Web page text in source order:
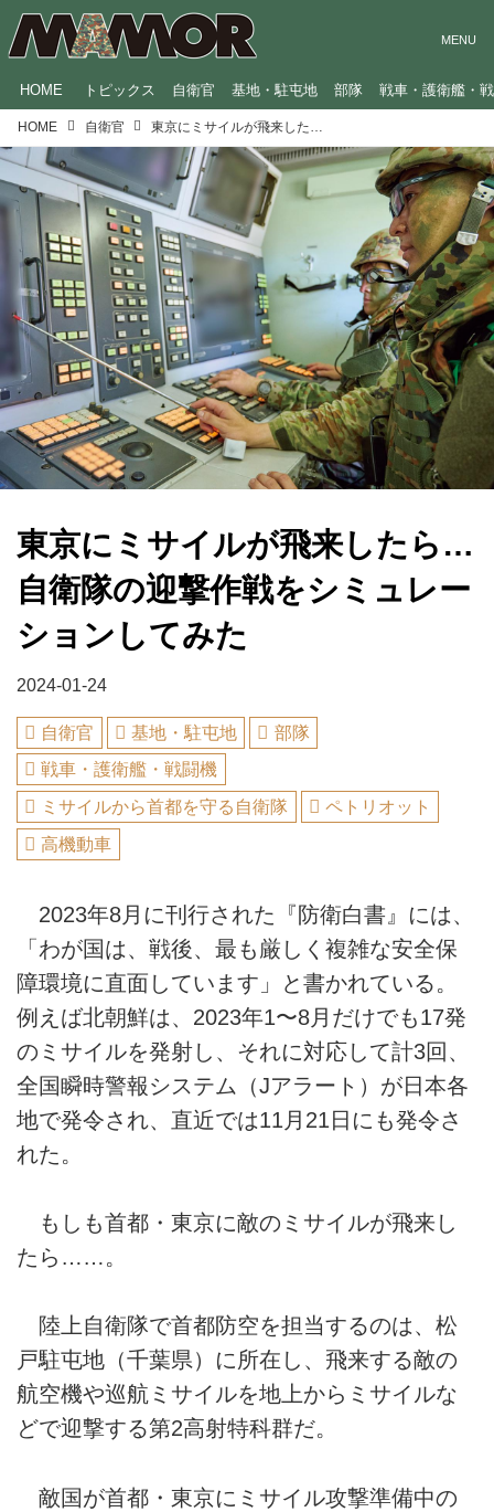
HOME トピックス 自衛官 基地・駐屯地 部隊 戦車・護衛艦・
HOME 自衛官
東京にミサイルが飛来したら…
自衛隊の迎撃作戦をシミュレー
ションしてみた
2024-01-24
自衛官 基地・駐屯地
部隊
戦車・護衛艦・戦闘機
ミサイルから首都を守る自衛隊
ペトリオット
高機動車
2023年8月に刊行された『防衛白書』には、
「わが国は、戦後、最も厳しく複雑な安全保
障環境に直面しています」と書かれている。
例えば北朝鮮は、2023年1〜8月だけでも17発
のミサイルを発射し、それに対応して計3回、
全国瞬時警報システム（Jアラート）が日本各
地で発令され、直近では11月21日にも発令さ
れた。
もしも首都・東京に敵のミサイルが飛来し
たら……。
陸上自衛隊で首都防空を担当するのは、松
戸駐屯地（千葉県）に所在し、飛来する敵の
航空機や巡航ミサイルを地上からミサイルな
どで迎撃する第2高射特科群だ。
敵国が首都・東京にミサイル攻撃準備中の